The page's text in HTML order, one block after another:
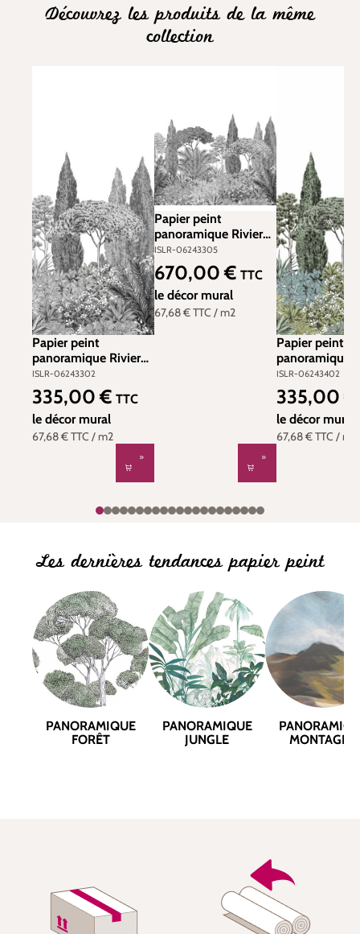
Découvrez les produits de la même
collection
Papier peint
panoramique Riviera
Grisaille B - 4/5/6 -
Isidore Leroy
ISLR-06243302
67,68 €TTC / m2
Prix régulier :
335,00 € TTC
le décor mural
Papier peint
panoramique Riviera
Grisaille A+B -
1/2/3/4/5/6 - Isidore
Leroy
ISLR-06243305
67,68 €TTC / m2
Prix régulier :
670,00 € TTC
le décor mural
Papier peint
panoramique
Naturel B - 4/
Isidore Leroy
ISLR-06243402
67,68 €TTC / m2
Prix régulier :
335,00 €
le décor mural
Les dernières tendances papier peint
PANORAMIQUE
FORÊT
PANORAMIQUE
JUNGLE
MONTAGNE